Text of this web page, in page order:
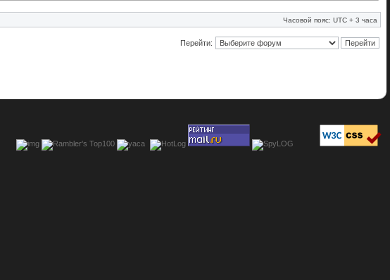
Часовой пояс: UTC + 3 часа
Перейти: